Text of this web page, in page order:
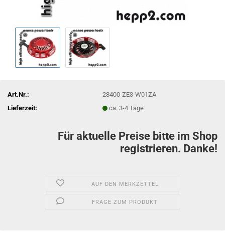
Art.Nr.:
28400-ZE3-W01ZA
Lieferzeit:
ca. 3-4 Tage
Für aktuelle Preise bitte im Shop
registrieren. Danke!
AUF DEN MERKZETTEL
FRAGE ZUM PRODUKT